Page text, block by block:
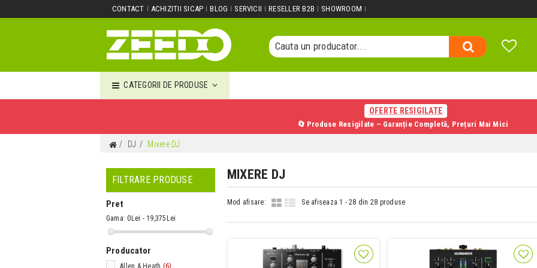
CONTACT ACHIZITII SICAP BLOG SERVICII RESELLER B2B SHOWROOM
Cauta un produs...
Cauta un producator...
CATEGORII DE PRODUSE
OFERTE RESIGILATE
🔄 Produse Resigilate – Garanție Completă, Prețuri Mai Mici
DJ Mixere DJ
FILTRARE PRODUSE
Pret
Gama: 0Lei - 19,375Lei
Producator
Allen & Heath (6)
MIXERE DJ
Mod afisare: Se afiseaza 1 - 28 din 28 produse